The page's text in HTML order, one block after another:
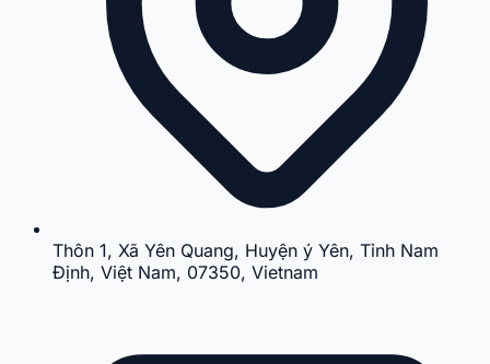
Thôn 1, Xã Yên Quang, Huyện ý Yên, Tỉnh Nam
Định, Việt Nam, 07350, Vietnam